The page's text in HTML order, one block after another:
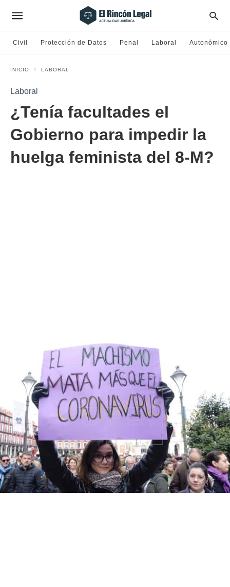
Civil Protección de Datos Penal Laboral Autonómico
INICIO LABORAL
Laboral
¿Tenía facultades el
Gobierno para impedir la
huelga feminista del 8-M?